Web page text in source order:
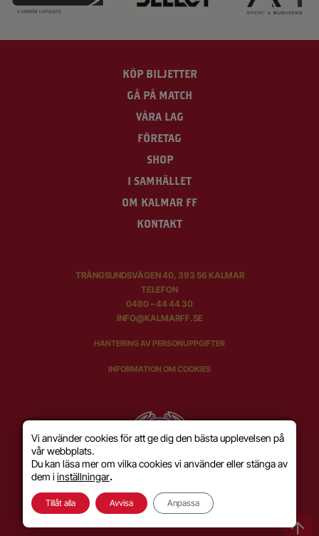
KÖP BILJETTER
GÅ PÅ MATCH
VÅRA LAG
FÖRETAG
SHOP
I SAMHÄLLET
OM KALMAR FF
KONTAKT
TRÅNGSUNDSVÄGEN 40, 393 56 KALMAR
TELEFON
0480 – 44 44 30
INFO@KALMARFF.SE
HANTERING AV PERSONUPPGIFTER
INFORMATION OM COOKIES
Vi använder cookies för att ge dig den bästa upplevelsen på
vår webbplats.
Du kan läsa mer om vilka cookies vi använder eller stänga av
dem i inställningar.
Tillåt alla Avvisa Anpassa